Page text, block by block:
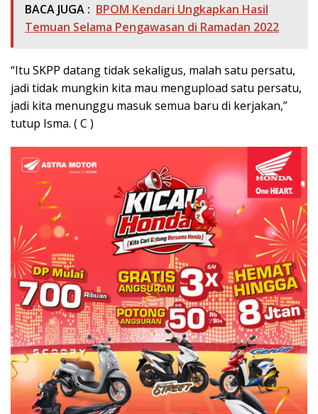
BACA JUGA : BPOM Kendari Ungkapkan Hasil
Temuan Selama Pengawasan di Ramadan 2022
“Itu SKPP datang tidak sekaligus, malah satu persatu,
jadi tidak mungkin kita mau mengupload satu persatu,
jadi kita menunggu masuk semua baru di kerjakan,”
tutup Isma. ( C )